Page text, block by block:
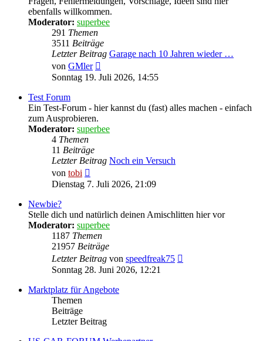
ebenfalls willkommen.
Moderator: superbee
291 Themen
3511 Beiträge
Letzter Beitrag Garage nach 10 Jahren wieder …
von GMler
Beitrag
Sonntag 19. Juli 2026, 14:55
Test Forum
Ein Test-Forum - hier kannst du (fast) alles machen - einfach
zum Ausprobieren.
Moderator: superbee
4 Themen
11 Beiträge
Letzter Beitrag Noch ein Versuch
von tobi
Beitrag
Dienstag 7. Juli 2026, 21:09
Newbie?
Stelle dich und natürlich deinen Amischlitten hier vor
Moderator: superbee
1187 Themen
21957 Beiträge
Letzter Beitrag von speedfreak75
Sonntag 28. Juni 2026, 12:21
Marktplatz für Angebote
Themen
Beiträge
Letzter Beitrag